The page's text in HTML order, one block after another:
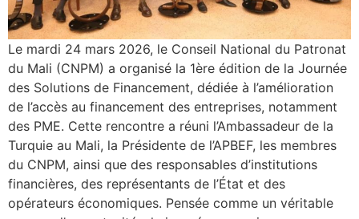
Le mardi 24 mars 2026, le Conseil National du Patronat
du Mali (CNPM) a organisé la 1ère édition de la Journée
des Solutions de Financement, dédiée à l’amélioration
de l’accès au financement des entreprises, notamment
des PME. Cette rencontre a réuni l’Ambassadeur de la
Turquie au Mali, la Présidente de l’APBEF, les membres
du CNPM, ainsi que des responsables d’institutions
financières, des représentants de l’État et des
opérateurs économiques. Pensée comme un véritable